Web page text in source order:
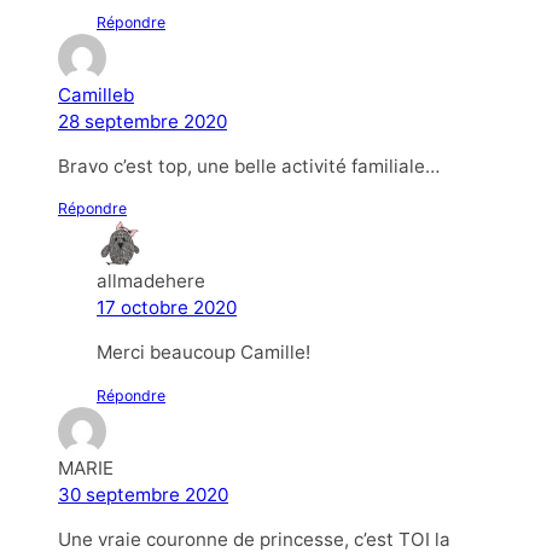
Répondre
Camilleb
28 septembre 2020
Bravo c’est top, une belle activité familiale…
Répondre
allmadehere
17 octobre 2020
Merci beaucoup Camille!
Répondre
MARIE
30 septembre 2020
Une vraie couronne de princesse, c’est TOI la